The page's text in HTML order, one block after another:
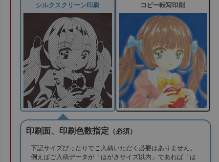
シルクスクリーン印刷 コピー転写印刷
印刷面、印刷色数指定 （必須）
下記サイズぴったりでご入稿いただく必要はありません。
例えばご入稿データが「はがきサイズ以内」であれば「は